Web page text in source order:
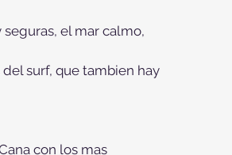
el mar calmo,
surf, que tambien hay
con los mas